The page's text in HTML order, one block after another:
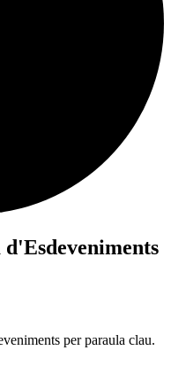
per paraula clau.